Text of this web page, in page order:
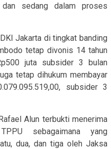
sedang dalam proses
Jakarta di tingkat banding
tetap divonis 14 tahun
juta subsider 3 bulan
tetap dihukum membayar
subsider 3
Alun terbukti menerima
sebagaimana yang
dua, dan tiga oleh Jaksa